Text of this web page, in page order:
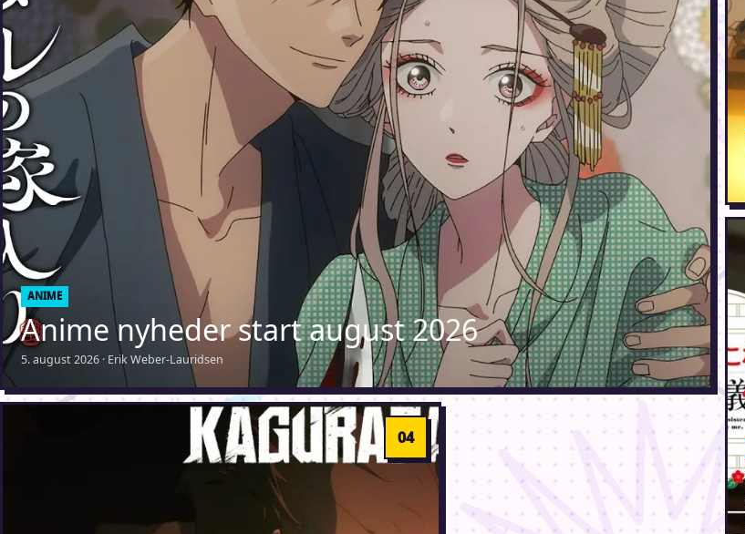
ANIME
Anime nyheder start august 2026
5. august 2026 · Erik Weber-Lauridsen